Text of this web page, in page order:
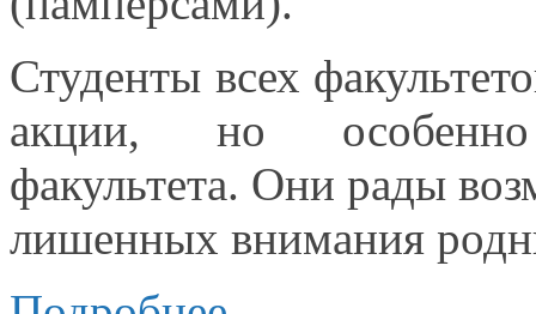
Студенты всех
акции, но особенно
факультета. Они рады
лишенных внимания